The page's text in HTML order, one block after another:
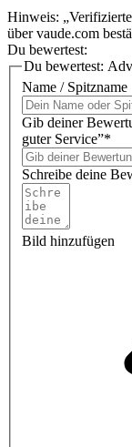
Hinweis:
über vaude.com
Du bewertest:
Du bewertest:
Name / Spitzname
Gib deiner
guter Service”*
Schreibe deine
Bild hinzufügen